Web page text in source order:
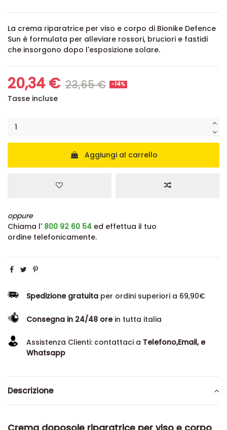
La crema riparatrice per viso e corpo di Bionike Defence
Sun è formulata per alleviare rossori, bruciori e fastidi
che insorgono dopo l'esposizione solare.
20,34 € 23,65 € -14%
Tasse incluse
Aggiungi al carrello
oppure
Chiama l' 800 92 60 54 ed effettua il tuo
ordine telefonicamente.
Spedizione gratuita per ordini superiori a 69,90€
Consegna in 24/48 orein tutta italia
Assistenza Clienti: contattaci a Telefono,Email, e
Whatsapp
Descrizione